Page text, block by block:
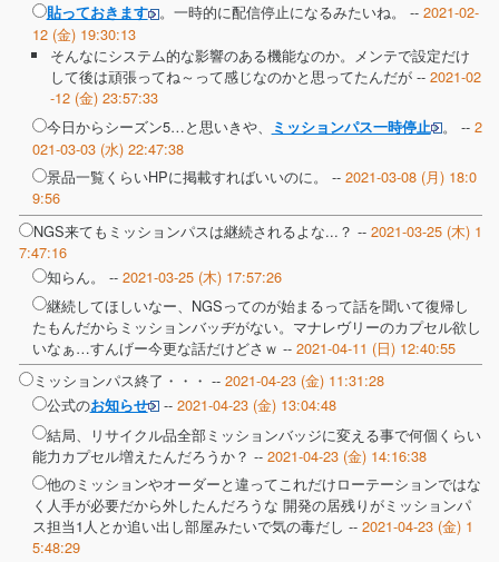
貼っておきます 。一時的に配信停止になるみたいね。 -- 2021-02-
12 (金) 19:30:13
そんなにシステム的な影響のある機能なのか。メンテで設定だけ
して後は頑張ってね～って感じなのかと思ってたんだが -- 2021-02
-12 (金) 23:57:33
今日からシーズン5…と思いきや、
ミッションパス一時停止 。 -- 2
021-03-03 (水) 22:47:38
景品一覧くらいHPに掲載すればいいのに。 -- 2021-03-08 (月) 18:0
9:56
NGS来てもミッションパスは継続されるよな...？ -- 2021-03-25 (木) 1
7:47:16
知らん。 -- 2021-03-25 (木) 17:57:26
継続してほしいなー、NGSってのが始まるって話を聞いて復帰し
たもんだからミッションバッヂがない。マナレヴリーのカプセル欲し
いなぁ…すんげー今更な話だけどさｗ -- 2021-04-11 (日) 12:40:55
ミッションパス終了・・・ -- 2021-04-23 (金) 11:31:28
公式のお知らせ -- 2021-04-23 (金) 13:04:48
結局、リサイクル品全部ミッションバッジに変える事で何個くらい
能力カプセル増えたんだろうか？ -- 2021-04-23 (金) 14:16:38
他のミッションやオーダーと違ってこれだけローテーションではな
く人手が必要だから外したんだろうな 開発の居残りがミッションパ
ス担当1人とか追い出し部屋みたいで気の毒だし -- 2021-04-23 (金) 1
5:48:29